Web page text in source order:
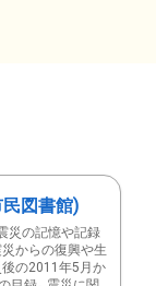
図書館)
災の記憶や記録
からの復興や生
後の2011年5月か